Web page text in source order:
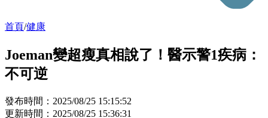
首頁/健康
Joeman變超瘦真相說了！醫示警1疾病：
不可逆
發布時間：2025/08/25 15:15:52
更新時間：2025/08/25 15:36:31